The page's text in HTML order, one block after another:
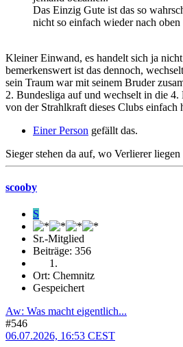
Das Einzig Gute ist das so
nicht so einfach wieder nach oben
Kleiner Einwand, es handelt sich ja
bemerkenswert ist das dennoch,
sein Traum war mit seinem Bruder
2. Bundesliga auf und wechselt in die
von der Strahlkraft dieses Clubs einfach
Einer Person gefällt das.
Sieger stehen da auf, wo Verlierer liegen
scooby
S
Sr.-Mitglied
Beiträge: 356
Ort: Chemnitz
Gespeichert
Aw: Was macht eigentlich...
#546
06.07.2026, 16:53 CEST